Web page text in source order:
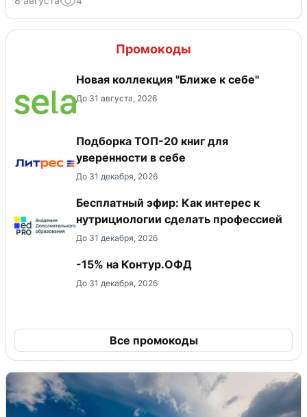
Промокоды
Новая коллекция "Ближе к себе"
До 31 августа, 2026
Подборка ТОП-20 книг для
уверенности в себе
До 31 декабря, 2026
Бесплатный эфир: Как интерес к
нутрициологии сделать профессией
До 31 декабря, 2026
-15% на Контур.ОФД
До 31 декабря, 2026
Все промокоды